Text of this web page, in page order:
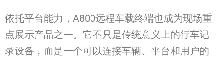
依托平台能力，A800远程车载终端也成为现场重
点展示产品之一。它不只是传统意义上的行车记
录设备，而是一个可以连接车辆、平台和用户的